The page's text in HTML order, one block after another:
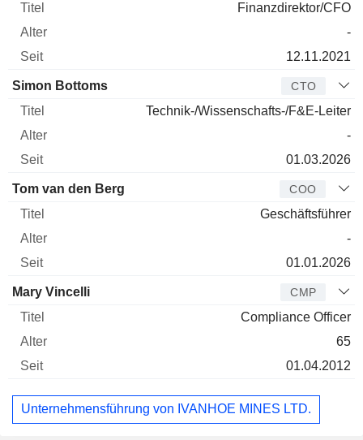
Finanzdirektor/CFO
-
12.11.2021
Simon Bottoms CTO
Technik-/Wissenschafts-/F&E-Leiter
-
01.03.2026
Tom van den Berg COO
Geschäftsführer
-
01.01.2026
Mary Vincelli CMP
Compliance Officer
65
01.04.2012
Unternehmensführung von IVANHOE MINES LTD.